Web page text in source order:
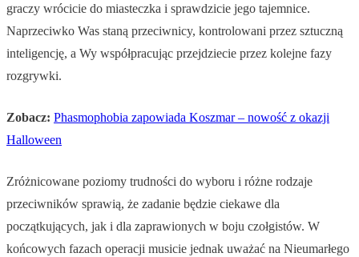
graczy wrócicie do miasteczka i sprawdzicie jego tajemnice.
Naprzeciwko Was staną przeciwnicy, kontrolowani przez sztuczną
inteligencję, a Wy współpracując przejdziecie przez kolejne fazy
rozgrywki.
Zobacz: Phasmophobia zapowiada Koszmar – nowość z okazji
Halloween
Zróżnicowane poziomy trudności do wyboru i różne rodzaje
przeciwników sprawią, że zadanie będzie ciekawe dla
początkujących, jak i dla zaprawionych w boju czołgistów. W
końcowych fazach operacji musicie jednak uważać na Nieumarłego